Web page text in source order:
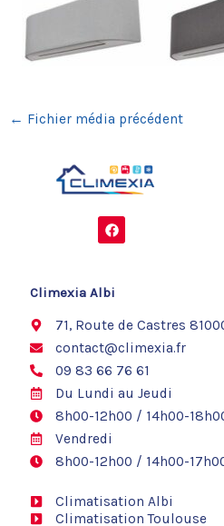
← Fichier média précédent
F
a
c
o
Climexia Albi
71, Route de Castres
contact@climexia.fr
09 83 66 76 61
Du Lundi au Jeudi
8h00-12h00 / 14h00-
Vendredi
8h00-12h00 / 14h00-
Climatisation Albi
Climatisation Toulouse